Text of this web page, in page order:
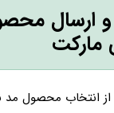
ارسال
مارکت
انتخاب محصول مد